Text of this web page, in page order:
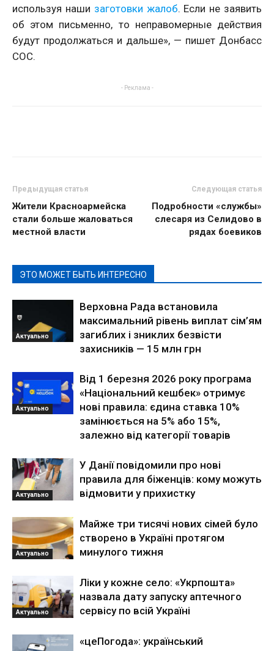
используя наши заготовки жалоб. Если не заявить
об этом письменно, то неправомерные действия
будут продолжаться и дальше», — пишет Донбасс
СОС.
- Реклама -
Предыдущая статья
Жители Красноармейска
стали больше жаловаться
местной власти
Следующая статья
Подробности «службы»
слесаря из Селидово в
рядах боевиков
ЭТО МОЖЕТ БЫТЬ ИНТЕРЕСНО
Актуально
Верховна Рада встановила
максимальний рівень виплат сім’ям
загиблих і зниклих безвісти
захисників — 15 млн грн
Актуально
Від 1 березня 2026 року програма
«Національний кешбек» отримує
нові правила: єдина ставка 10%
замінюється на 5% або 15%,
залежно від категорії товарів
Актуально
У Данії повідомили про нові
правила для біженців: кому можуть
відмовити у прихистку
Актуально
Майже три тисячі нових сімей було
створено в Україні протягом
минулого тижня
Актуально
Ліки у кожне село: «Укрпошта»
назвала дату запуску аптечного
сервісу по всій Україні
«цеПогода»: український